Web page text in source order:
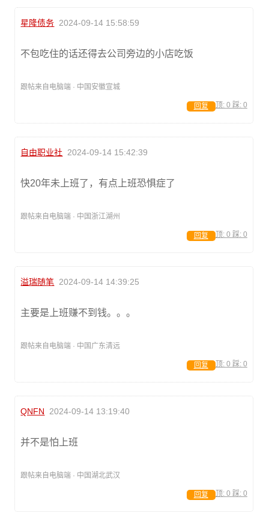
星隆债务 2024-09-14 15:58:59
不包吃住的话还得去公司旁边的小店吃饭
跟帖来自电脑端 · 中国安徽宣城
顶: 0 踩: 0
回复
自由职业社 2024-09-14 15:42:39
快20年未上班了，有点上班恐惧症了
跟帖来自电脑端 · 中国浙江湖州
顶: 0 踩: 0
回复
溢瑞随笔 2024-09-14 14:39:25
主要是上班赚不到钱。。。
跟帖来自电脑端 · 中国广东清远
顶: 0 踩: 0
回复
QNFN 2024-09-14 13:19:40
并不是怕上班
跟帖来自电脑端 · 中国湖北武汉
顶: 0 踩: 0
回复